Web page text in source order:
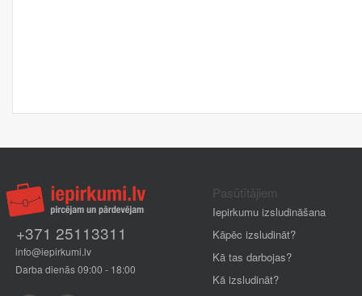
+371 25113311
info@iepirkumi.lv
Darba dienās 09:00 - 18:00
Pasūtītājiem
Iepirkumu izsludināšana
Kāpēc izsludināt?
Kā tas darbojas?
Kā izsludināt?